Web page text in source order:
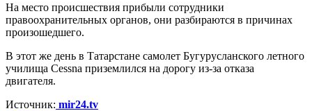
На место происшествия прибыли сотрудники
правоохранительных органов, они разбираются в причинах
произошедшего.
В этот же день в Татарстане самолет Бугурусланского летного
училища Cessna приземлился на дорогу из-за отказа
двигателя.
Источник: mir24.tv